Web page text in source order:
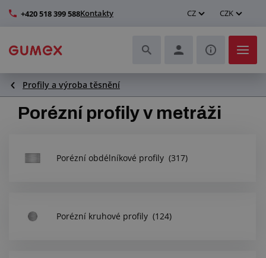
+420 518 399 588Kontakty CZ CZK
Hadice a jejich kompletace
Profily a výroba těsnění
Technické plasty
Zlepšení pracovního prostředí
Profily a výroba těsnění
Porézní profily v metráži
Porézní obdélníkové profily (317)
Porézní kruhové profily (124)